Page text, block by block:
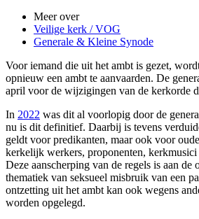
Meer over
Veilige kerk / VOG
Generale & Kleine Synode
Voor iemand die uit het ambt is gezet,
opnieuw een ambt te aanvaarden. De
april voor de wijzigingen van de kerkorde
In 2022 was dit al voorlopig door de
nu is dit definitief. Daarbij is tevens
geldt voor predikanten, maar ook voor
kerkelijk werkers, proponenten, kerkmusici
Deze aanscherping van de regels is aan de
thematiek van seksueel misbruik van een
ontzetting uit het ambt kan ook wegens
worden opgelegd.